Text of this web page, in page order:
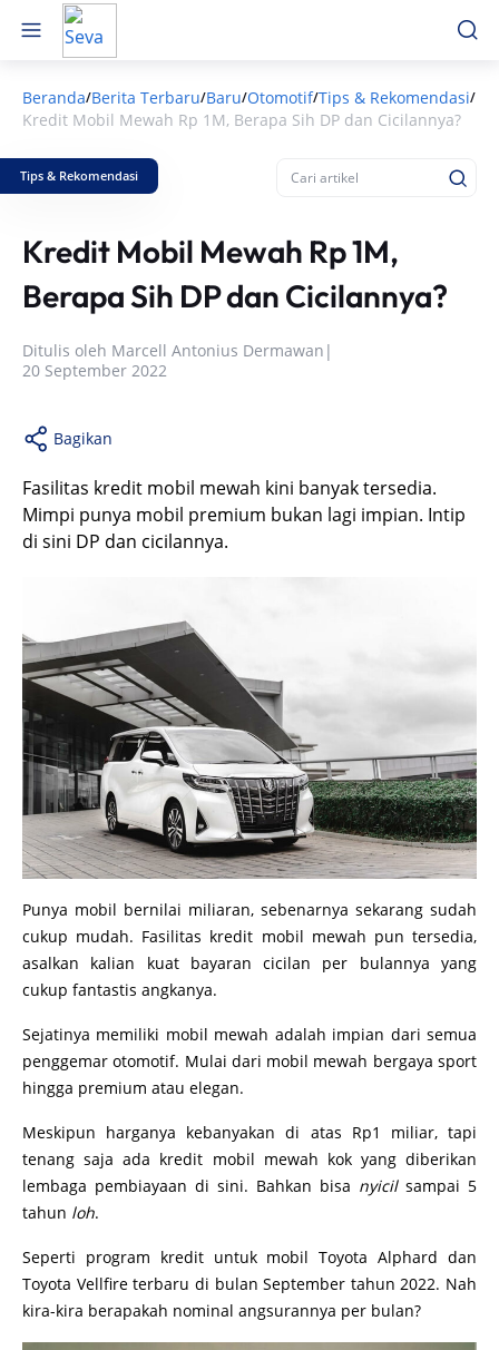
Beranda/Berita Terbaru/Baru/Otomotif/Tips & Rekomendasi/
Kredit Mobil Mewah Rp 1M, Berapa Sih DP dan Cicilannya?
Tips & Rekomendasi
Kredit Mobil Mewah Rp 1M,
Berapa Sih DP dan Cicilannya?
Ditulis oleh Marcell Antonius Dermawan |
20 September 2022
Bagikan
Fasilitas kredit mobil mewah kini banyak tersedia.
Mimpi punya mobil premium bukan lagi impian. Intip
di sini DP dan cicilannya.
Punya mobil bernilai miliaran, sebenarnya sekarang sudah
cukup mudah. Fasilitas kredit mobil mewah pun tersedia,
asalkan kalian kuat bayaran cicilan per bulannya yang
cukup fantastis angkanya.
Sejatinya memiliki mobil mewah adalah impian dari semua
penggemar otomotif. Mulai dari mobil mewah bergaya sport
hingga premium atau elegan.
Meskipun harganya kebanyakan di atas Rp1 miliar, tapi
tenang saja ada kredit mobil mewah kok yang diberikan
lembaga pembiayaan di sini. Bahkan bisa nyicilsampai 5
tahun loh.
Seperti program kredit untuk mobil Toyota Alphard dan
Toyota Vellfire terbaru di bulan September tahun 2022. Nah
kira-kira berapakah nominal angsurannya per bulan?